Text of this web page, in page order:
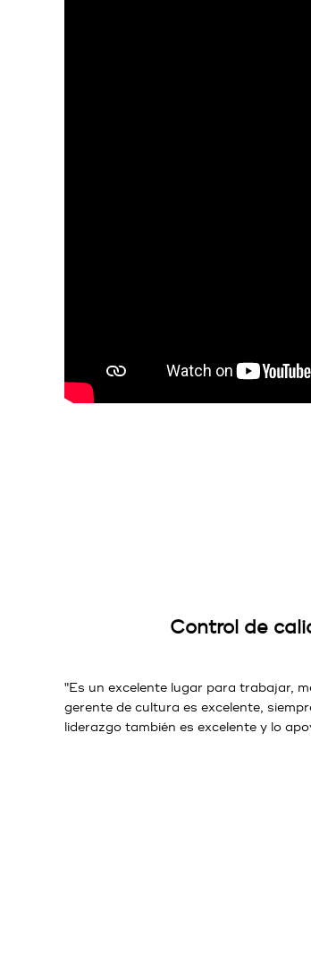
Control de
"Es un excelente lugar para trabajar,
gerente de cultura es excelente,
liderazgo también es excelente y lo